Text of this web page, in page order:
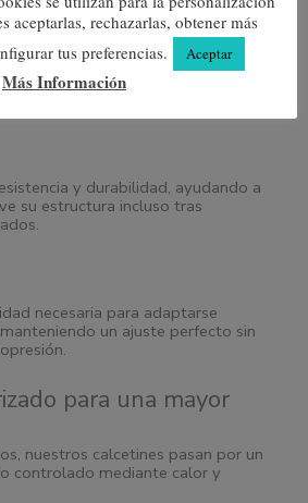
de los colores.
tras los lavados.
más cómodo, más duradero y con
y durabilidad, ayudando a
su estructura incluso tras
necesaria para adaptarse
un ajuste perfecto sin
para una mayor
nuestros calcetines pasan por un
controlado mediante calor y
aceptarlas, rechazarlas, obtener más
tus preferencias.
Aceptar
Más Información